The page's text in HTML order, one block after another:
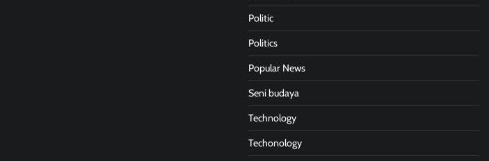
Politic
Politics
Popular News
Seni budaya
Technology
Techonology